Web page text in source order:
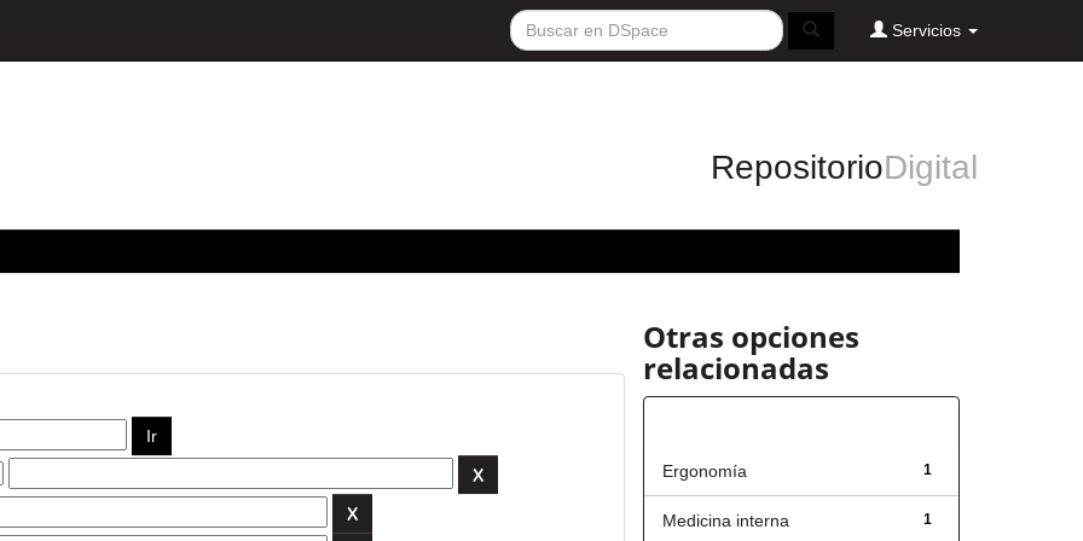
Servicios
RepositorioDigital
Otras opciones
relacionadas
1
Ergonomía
1
Medicina interna